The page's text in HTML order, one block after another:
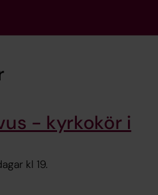
- kyrkokör i
kl 19.